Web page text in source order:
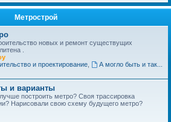
Метрострой
новых и ремонт существущих
.
и проектирование,
А могло быть и так...
и варианты
построить метро? Своя трассировка
Нарисовали свою схему будущего метро?